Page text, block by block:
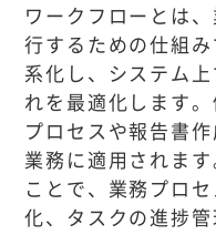
ワークフローとは
行するための仕組
系化し、システム
れを最適化します
プロセスや報告書
業務に適用されま
ことで、業務プロ
化、タスクの進捗管